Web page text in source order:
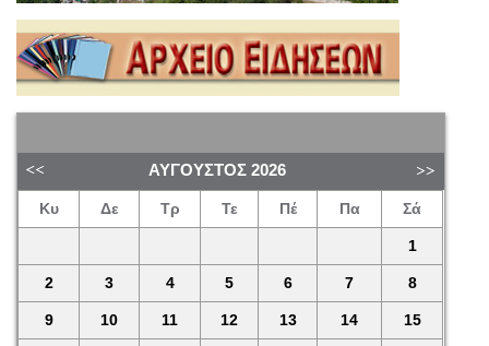
ΑΎΓΟΥΣΤΟΣ 2026
Κυ Δε Τρ Τε Πέ Πα Σά
1
2 3 4 5 6 7 8
9 10 11 12 13 14 15